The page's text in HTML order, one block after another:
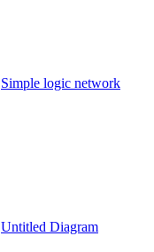
Simple logic network
Untitled Diagram